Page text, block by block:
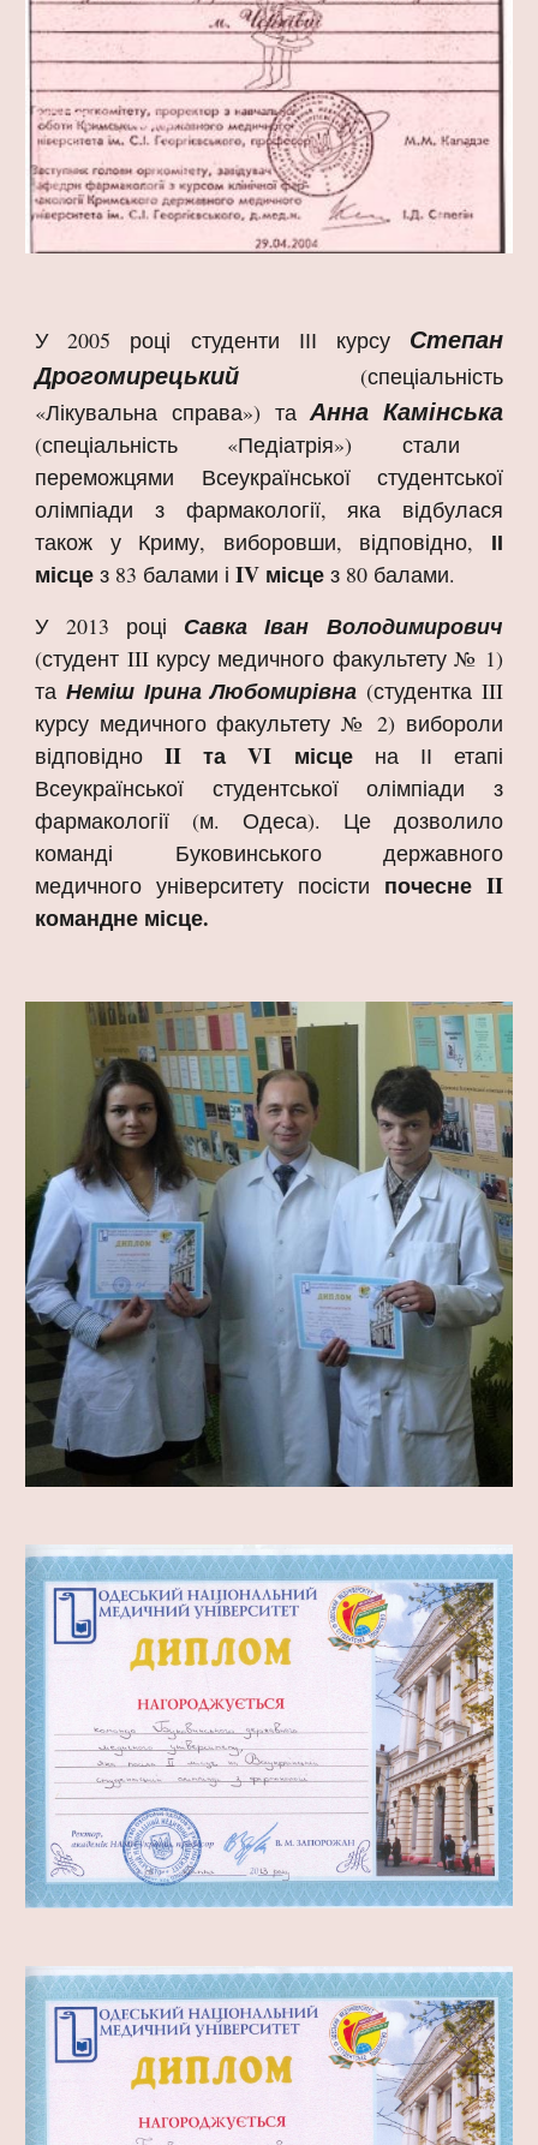
У 2005 році студенти ІІІ курсу Степан
Дрогомирецький (спеціальність
«Лікувальна справа») таАнна Камінська
(спеціальність «Педіатрія») стали
переможцями Всеукраїнської студентської
олімпіади з фармакології, яка відбулася
також у Криму, виборовши, відповідно, ІІ
місце з 83 балами іIV місце з 80 балами.
У 2013 році Савка Іван Володимирович
(студент ΙΙΙ курсу медичного факультету № 1)
таНеміш Ірина Любомирівна (студентка ΙΙΙ
курсу медичного факультету № 2) вибороли
відповідноΙΙ та VΙ місцена ІІ етапі
Всеукраїнської студентської олімпіади з
фармакології (м. Одеса). Це дозволило
команді Буковинського державного
медичного університету посісти почесне ΙΙ
командне місце.